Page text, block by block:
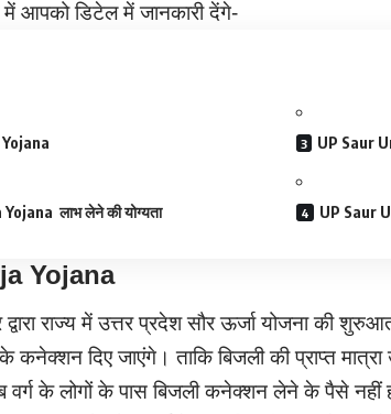
में आपको डिटेल में जानकारी देंगे-
लाभ लेने की योग्यता
UP Saur
UP Saur
Yojana
द्वारा राज्य में उत्तर प्रदेश सौर ऊर्जा योजना की
के कनेक्शन दिए जाएंगे। ताकि बिजली की प्राप्त
वर्ग के लोगों के पास बिजली कनेक्शन लेने के पैसे